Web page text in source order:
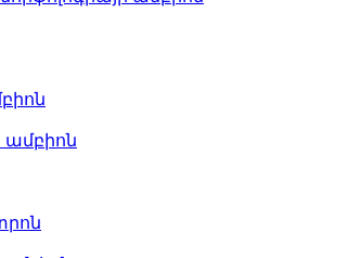
ամբիոն